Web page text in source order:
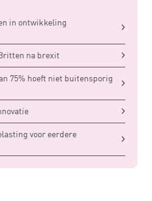
in ontwikkeling
na brexit
75% hoeft niet buitensporig
voor eerdere